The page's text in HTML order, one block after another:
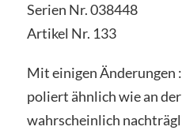
Serien Nr. 038448
Artikel Nr. 133
Mit einigen Änderungen
poliert ähnlich wie an
wahrscheinlich